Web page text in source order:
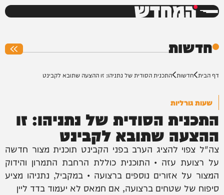
המחדש
חדשות
דף הבית חדשות התכנית הסודית של נתניהו: זו ההצעה שתובא לקבינט
שעות גורליות
התכנית הסודית של נתניהו: זו
ההצעה שתובא לקבינט
צה"ל צפוי להציג הערב בפני הקבינט תוכנית מצור חדשה
על רצועת עזה • התוכנית כוללת הרחבת התמרון והידוק
המצור על אזורים נוספים ברצועה • במקביל, נתניהו מציע
סיפוח של שטחים ברצועה, אם חמאס לא יעמוד בדד ליין